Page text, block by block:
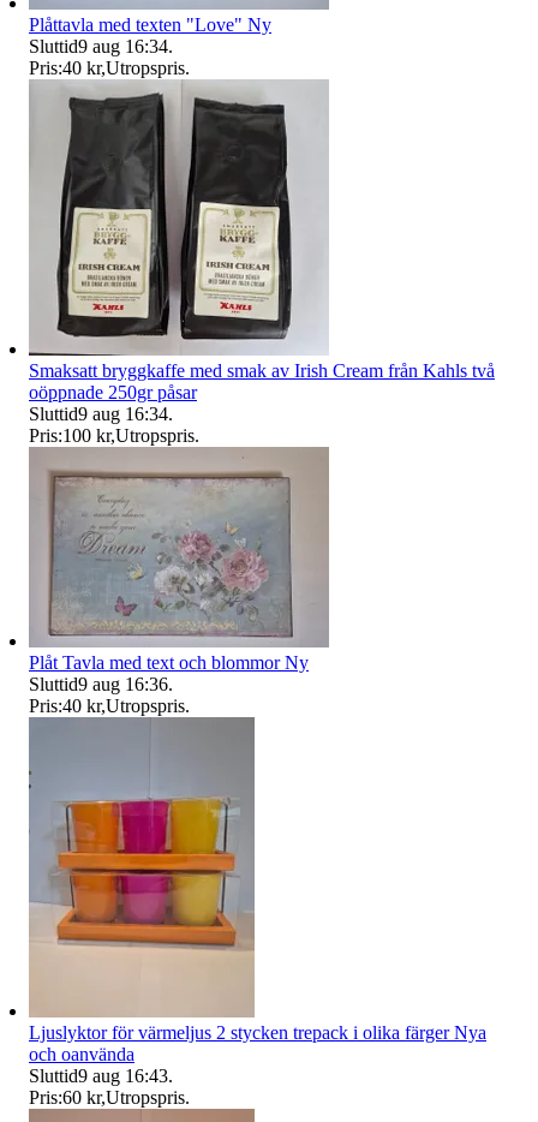
Plåttavla med texten "Love" Ny
Sluttid9 aug 16:34.
Pris:40 kr,Utropspris.
Smaksatt bryggkaffe med smak av Irish Cream från Kahls två
oöppnade 250gr påsar
Sluttid9 aug 16:34.
Pris:100 kr,Utropspris.
Plåt Tavla med text och blommor Ny
Sluttid9 aug 16:36.
Pris:40 kr,Utropspris.
Ljuslyktor för värmeljus 2 stycken trepack i olika färger Nya
och oanvända
Sluttid9 aug 16:43.
Pris:60 kr,Utropspris.